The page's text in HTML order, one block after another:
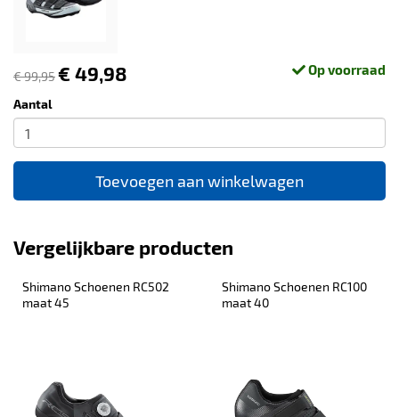
€ 99,95€ 49,98 Op voorraad
Aantal
Toevoegen aan winkelwagen
Vergelijkbare producten
Shimano Schoenen RC502
maat 45
Shimano Schoenen RC100
maat 40